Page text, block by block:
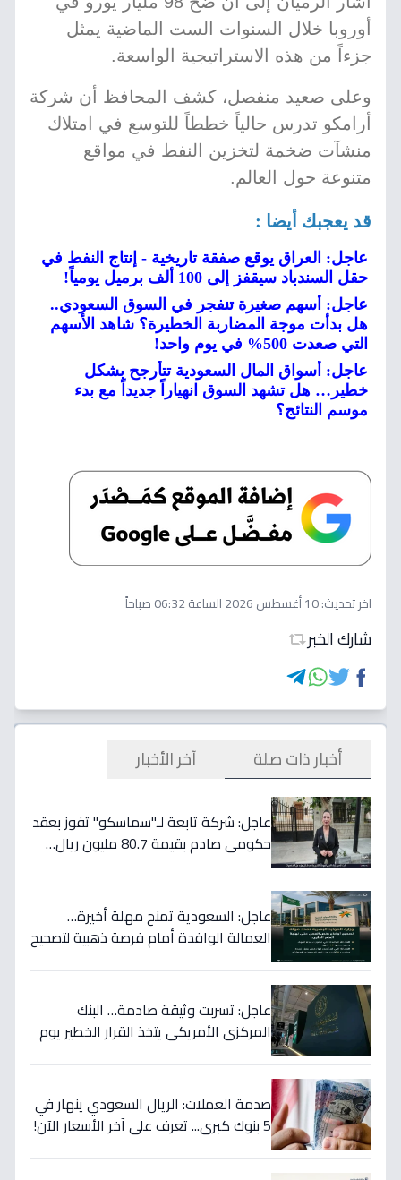
أوروبا خلال السنوات الست الماضية يمثل
جزءاً من هذه الاستراتيجية الواسعة.
وعلى صعيد منفصل، كشف المحافظ أن شركة
أرامكو تدرس حالياً خططاً للتوسع في امتلاك
منشآت ضخمة لتخزين النفط في مواقع
متنوعة حول العالم.
قد يعجبك أيضا :
عاجل: العراق يوقع صفقة تاريخية - إنتاج النفط في
حقل السندباد سيقفز إلى 100 ألف برميل يومياً!
عاجل: أسهم صغيرة تنفجر في السوق السعودي..
هل بدأت موجة المضاربة الخطيرة؟ شاهد الأسهم
التي صعدت 500% في يوم واحد!
عاجل: أسواق المال السعودية تتأرجح بشكل
خطير… هل تشهد السوق انهياراً جديداً مع بدء
موسم النتائج؟
اخر تحديث:10 أغسطس 2026 الساعة 06:32 صباحاً
شارك الخبر
أخبار ذات صلة آخر الأخبار
عاجل: شركة تابعة لـ"سماسكو" تفوز بعقد
حكومي صادم بقيمة 80.7 مليون ريال…
عاجل: السعودية تمنح مهلة أخيرة…
العمالة الوافدة أمام فرصة ذهبية لتصحيح
عاجل: تسربت وثيقة صادمة… البنك
المركزي الأمريكي يتخذ القرار الخطير يوم
صدمة العملات: الريال السعودي ينهار في
5 بنوك كبرى... تعرف على آخر الأسعار الآن!